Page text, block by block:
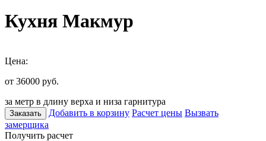
Кухня Макмур
Цена:
от 36000 руб.
за метр в длину верха и низа гарнитура
Заказать Добавить в корзину Расчет цены Вызвать
замерщика
Получить расчет